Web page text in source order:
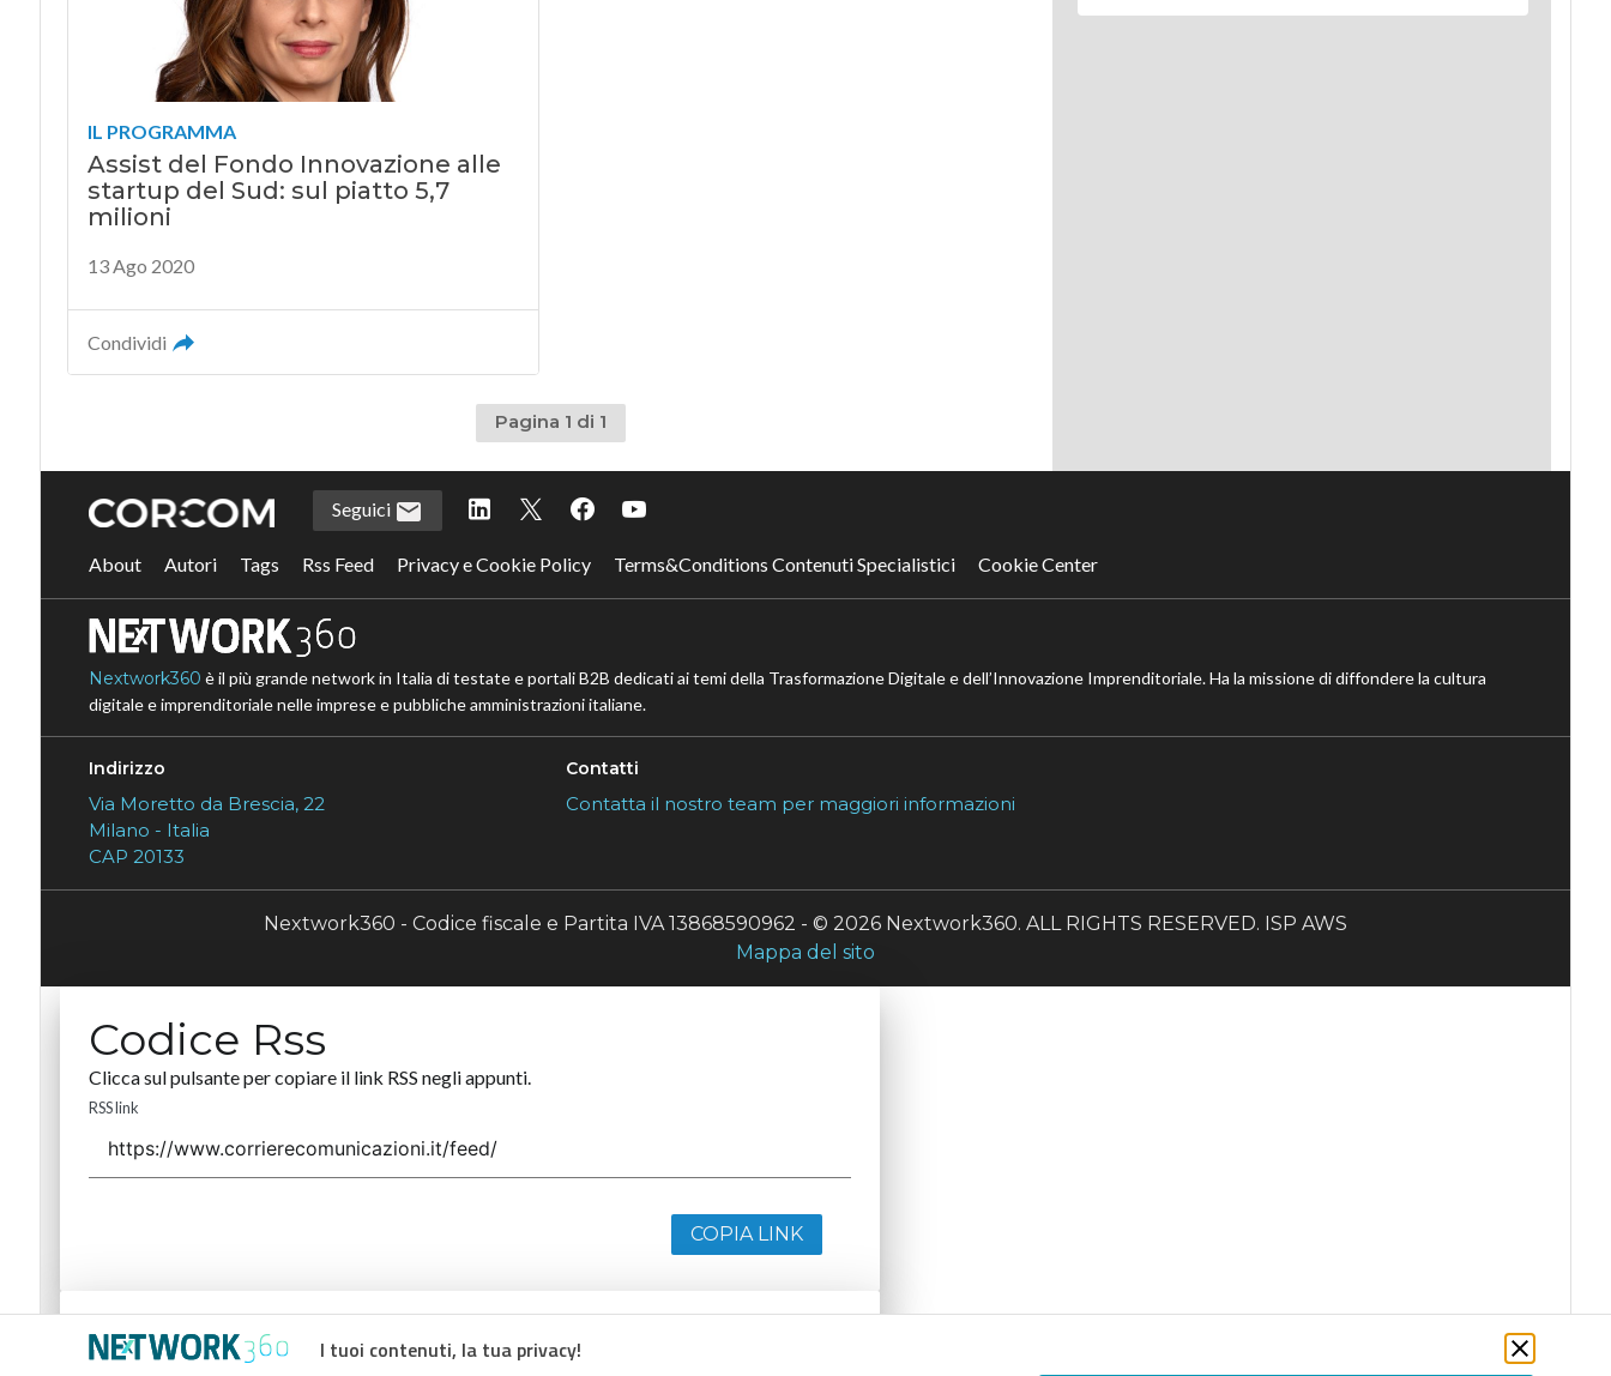
IL PROGRAMMA
Assist del Fondo Innovazione alle
startup del Sud: sul piatto 5,7
milioni
13 Ago 2020
Condividi
Pagina 1 di 1
I tuoi contenuti, la tua privacy!
Seguici
About Autori Tags Rss Feed Privacy e Cookie Policy Terms&Conditions Contenuti Specialistici Cookie Center
Nextwork360 è il più grande network in Italia di testate e portali B2B dedicati ai temi della Trasformazione Digitale e dell’Innovazione Imprenditoriale. Ha la missione di diffondere la cultura
digitale e imprenditoriale nelle imprese e pubbliche amministrazioni italiane.
Indirizzo
Via Moretto da Brescia, 22
Milano - Italia
CAP 20133
Contatti
Contatta il nostro team per maggiori informazioni
Nextwork360 - Codice fiscale e Partita IVA 13868590962 - © 2026 Nextwork360. ALL RIGHTS RESERVED. ISP AWS
Mappa del sito
Codice Rss
Clicca sul pulsante per copiare il link RSS negli appunti.
RSS link
COPIA LINK
Codice Rss